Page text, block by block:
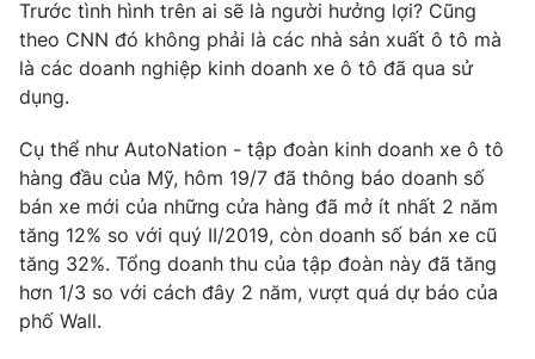
Cơ quan báo chí: Thời báo VTV
Giấy phép hoạt động báo in và báo điện tử số 483/GP-BTTTT
cấp ngày 29/12/2023
Tổng Biên tập:
Phó Tổng Biên tập:Nguyễn Thị Mỹ Hạnh, Phạm Quốc Thắng,
Nguyễn Trọng Ninh
Tổng đài VTV:024.38 355 931 - 024.38 355 932
Ðiện thoại Thời báo VTV:024.66 897 897
Email:toasoan@vtv.vn
Liên hệ quảng cáo:024-7300.7108
Trước tình hình trên ai sẽ là người hưởng lợi? Cũng
theo CNN đó không phải là các nhà sản xuất ô tô mà
là các doanh nghiệp kinh doanh xe ô tô đã qua sử
dụng.
Cụ thể như AutoNation - tập đoàn kinh doanh xe ô tô
hàng đầu của Mỹ, hôm 19/7 đã thông báo doanh số
bán xe mới của những cửa hàng đã mở ít nhất 2 năm
tăng 12% so với quý II/2019, còn doanh số bán xe cũ
tăng 32%. Tổng doanh thu của tập đoàn này đã tăng
hơn 1/3 so với cách đây 2 năm, vượt quá dự báo của
phố Wall.